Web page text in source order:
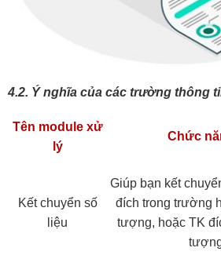
4.2. Ý nghĩa của các trường thông
Tên module xử
lý
Chức
Kết chuyển số
liệu
Giúp bạn kết
đích trong trường
tượng, hoặc TK